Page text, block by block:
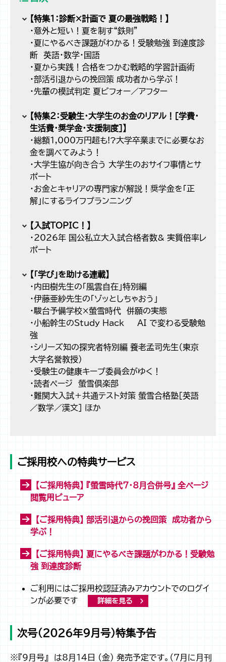
【特集１：診断×計画で 夏の最強戦略！】
・意外と短い！夏を制す“鉄則”
・夏にやるべき課題がわかる！受験勉強 到達度診
断 英語・数学・国語
・夏から実践！合格をつかむ戦略的学習計画術
・部活引退からの挽回策 成功者から学ぶ！
・先輩の模試判定 夏ビフォー／アフター
【特集２：受験生・大学生のお金のリアル！［学費・
生活費・奨学金・支援制度］】
・総額1,000万円超も!?大学卒業までに必要なお
金を調べてみよう！
・大学生協が向き合う 大学生のおサイフ事情とサ
ポート
・お金とキャリアの専門家が解説！奨学金を「正
解」にするライフプランニング
【入試TOPIC！】
・2026年 国公私立大入試合格者数& 実質倍率レ
ポート
【「学び」を助ける連載】
・内田樹先生の「風雲自在」特別編
・伊藤亜紗先生の「ゾッとしちゃおう」
・駿台予備学校×螢雪時代 併願の実態
・小船幹生のStudy Hack ― AI で変わる受験勉
強
・シリーズ知の探究者特別編 養老孟司先生（東京
大学名誉教授）
・受験生の健康キープ委員会がゆく！
・読者ページ 螢雪倶楽部
・難関大入試＋共通テスト対策 螢雪合格塾［英語
／数学／漢文］ ほか
ご採用校への特典サービス
【ご採用特典】 『螢雪時代7・8月合併号』 全ページ
閲覧用ビューア
【ご採用特典】 部活引退からの挽回策 成功者から
学ぶ！
【ご採用特典】 夏にやるべき課題がわかる！受験勉
強 到達度診断
ご利用にはご採用校認証済みアカウントでのログイ
ンが必要です
詳細を見る
次号（2026年9月号）特集予告
※『9月号』 は8月14日 (金) 発売予定です。（7月に月刊